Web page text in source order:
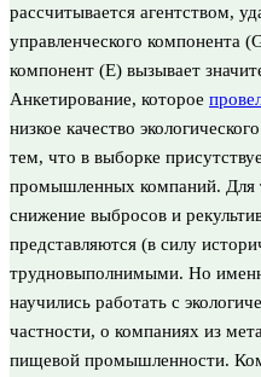
рассчитывается агентством,
управленческого компонента
компонент (E) вызывает
Анкетирование, которое
низкое качество
тем, что в выборке
промышленных компаний. Для
снижение выбросов и
представляются (в силу
трудновыполнимыми. Но
научились работать с
частности, о компаниях из
пищевой промышленности.